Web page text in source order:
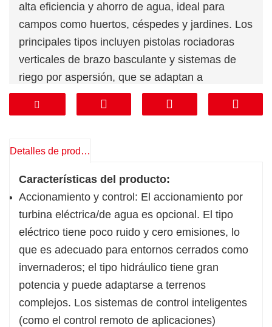
alta eficiencia y ahorro de agua, ideal para
campos como huertos, céspedes y jardines. Los
principales tipos incluyen pistolas rociadoras
verticales de brazo basculante y sistemas de
riego por aspersión, que se adaptan a
diferentes terrenos y tamaños de plantación. El
producto se caracteriza por su control
y bajo consumo energético. Algunos modelos
el alcance del aspersor para lograr un riego
preciso.
Detalles de producto
Características del producto:
Accionamiento y control: El accionamiento por
turbina eléctrica/de agua es opcional. El tipo
eléctrico tiene poco ruido y cero emisiones, lo
que es adecuado para entornos cerrados como
invernaderos; el tipo hidráulico tiene gran
potencia y puede adaptarse a terrenos
complejos. Los sistemas de control inteligentes
(como el control remoto de aplicaciones)